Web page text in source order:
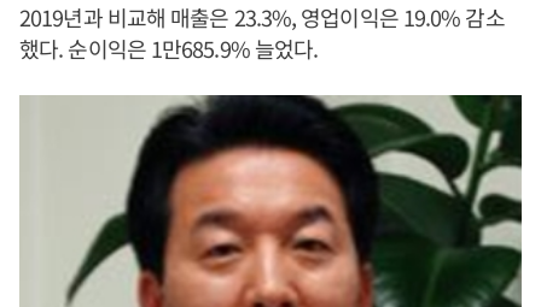
2019년과 비교해 매출은 23.3%, 영업이익은 19.0% 감소
했다. 순이익은 1만685.9% 늘었다.